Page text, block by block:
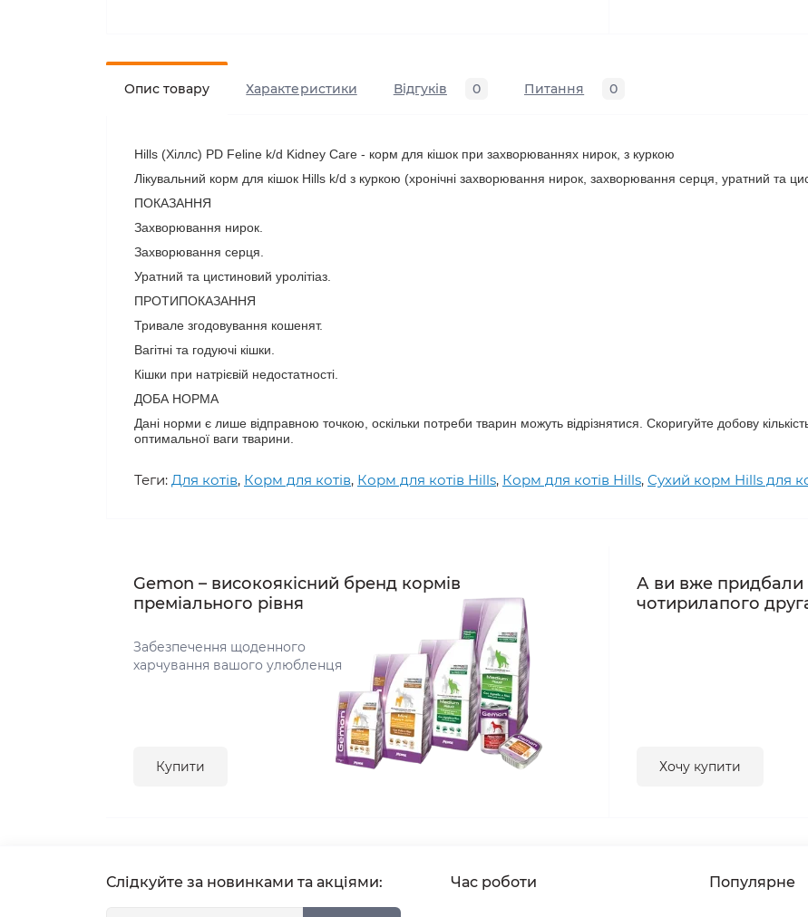
Опис товару Характеристики Відгуків 0 Питання 0
Hills (Хіллс) PD Feline k/d Kidney Care - корм для кішок при захворюваннях нирок, з куркою
Лікувальний корм для кішок Hills k/d з куркою (хронічні захворювання нирок, захворювання серця, уратний та
ПОКАЗАННЯ
Захворювання нирок.
Захворювання серця.
Уратний та цистиновий уролітіаз.
ПРОТИПОКАЗАННЯ
Тривале згодовування кошенят.
Вагітні та годуючі кішки.
Кішки при натрієвій недостатності.
ДОБА НОРМА
Дані норми є лише відправною точкою, оскільки потреби тварин можуть відрізнятися. Скоригуйте добову
оптимальної ваги тварини.
Теги: Для котів, Корм для котів, Корм для котів Hills, Корм для котів Hills, Сухий корм Hills для
Gemon – високоякісний бренд кормів
преміального рівня
Забезпечення щоденного
харчування вашого улюбленця
Купити
А ви вже придбали
чотирилапого
Хочу купити
Слідкуйте за новинками та акціями: Час роботи Популярне